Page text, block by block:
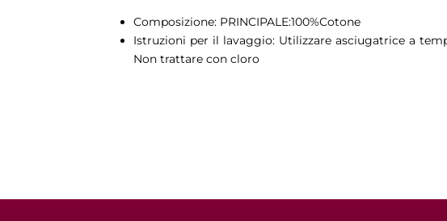
Composizione: PRINCIPALE:100%Cotone
Istruzioni per il lavaggio: Utilizzare asciugatrice a
Non trattare con cloro